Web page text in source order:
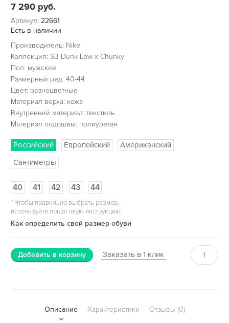
7 290 руб.
Артикул: 22661
Есть в наличии
Производитель: Nike
Коллекция: SB Dunk Low x Chunky
Пол: мужские
Размерный ряд: 40-44
Цвет: разноцветные
Материал верха: кожа
Внутренний материал: текстиль
Материал подошвы: полиуретан
Российский Европейский
Американский
Сантиметры
40 41 42 43 44
*Чтобы правильно выбрать размер,
используйте пошаговую инструкцию:
Как определить свой размер обуви
Добавить в корзину Заказать в 1 клик
Описание Характеристики Отзывы (0)